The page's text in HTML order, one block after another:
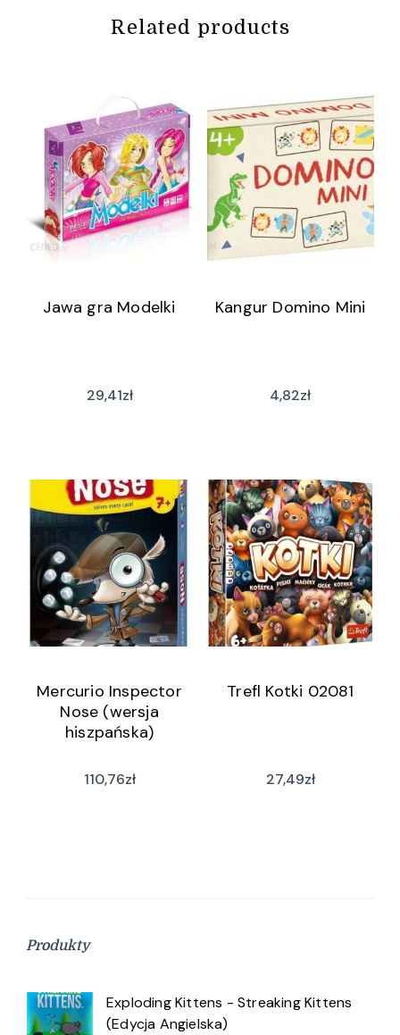
Related products
Jawa gra Modelki
29,41zł
Kangur Domino Mini
4,82zł
Mercurio Inspector
Nose (wersja
hiszpańska)
110,76zł
Trefl Kotki 02081
27,49zł
Produkty
Exploding Kittens - Streaking Kittens
(Edycja Angielska)